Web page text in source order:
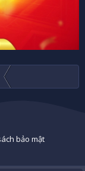
bảo mật